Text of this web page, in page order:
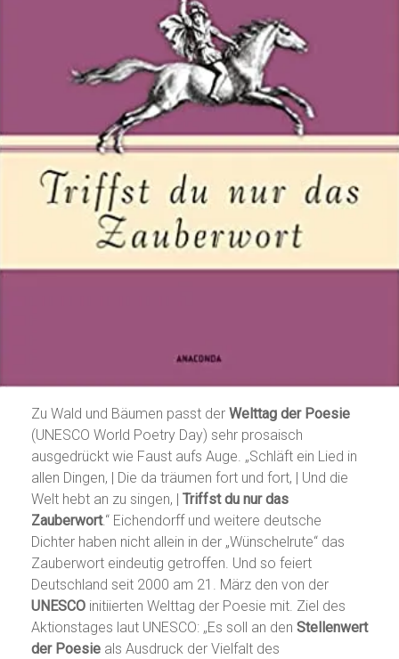
Zu Wald und Bäumen passt der Welttag der Poesie
(UNESCO World Poetry Day) sehr prosaisch
ausgedrückt wie Faust aufs Auge. „Schläft ein Lied in
allen Dingen, | Die da träumen fort und fort, | Und die
Welt hebt an zu singen, | Triffst du nur das
Zauberwort.“ Eichendorff und weitere deutsche
Dichter haben nicht allein in der „Wünschelrute“ das
Zauberwort eindeutig getroffen. Und so feiert
Deutschland seit 2000 am 21. März den von der
UNESCOinitiierten Welttag der Poesie mit. Ziel des
Aktionstages laut UNESCO: „Es soll an den Stellenwert
der Poesieals Ausdruck der Vielfalt des